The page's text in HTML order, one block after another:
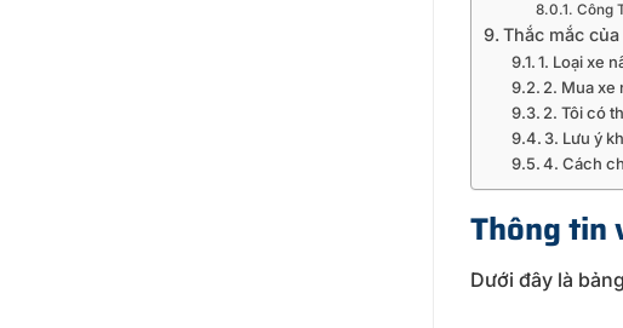
Công
Thắc mắc
1. Loại xe
2. Mua xe
2. Tôi có
3. Lưu ý
4. Cách
Thông tin
Dưới đây là